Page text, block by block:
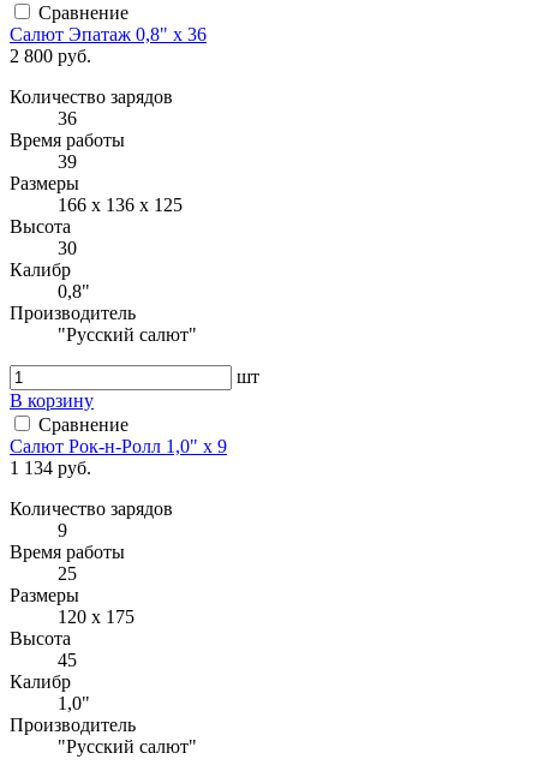
Сравнение
Салют Эпатаж 0,8" х 36
2 800 руб.
Количество зарядов
36
Время работы
39
Размеры
166 х 136 х 125
Высота
30
Калибр
0,8"
Производитель
"Русский салют"
шт
В корзину
Сравнение
Салют Рок-н-Ролл 1,0" х 9
1 134 руб.
Количество зарядов
9
Время работы
25
Размеры
120 х 175
Высота
45
Калибр
1,0"
Производитель
"Русский салют"